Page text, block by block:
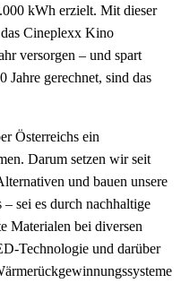
kWh erzielt. Mit dieser
Cineplexx Kino
versorgen – und spart
Jahre gerechnet, sind das
Österreichs ein
Darum setzen wir seit
und bauen unsere
sei es durch nachhaltige
Materialen bei diversen
Technologie und darüber